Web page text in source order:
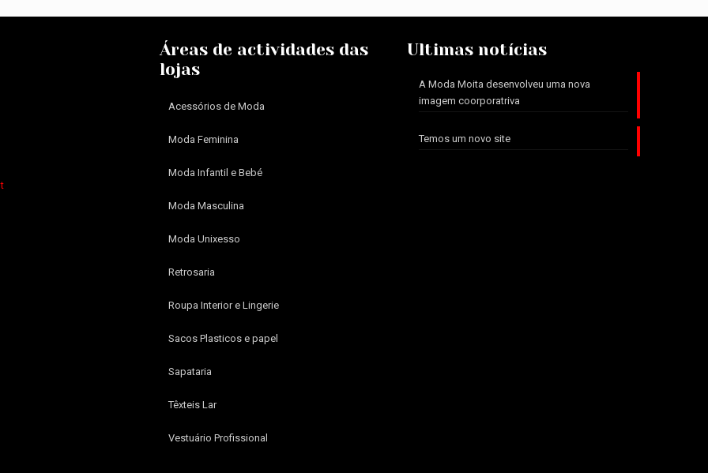
Áreas de actividades das
lojas
Acessórios de Moda
Moda Feminina
Moda Infantil e Bebé
Moda Masculina
Moda Unixesso
Retrosaria
Roupa Interior e Lingerie
Sacos Plasticos e papel
Sapataria
Têxteis Lar
Vestuário Profissional
Ultimas notícias
A Moda Moita desenvolveu uma nova
imagem coorporatriva
Temos um novo site